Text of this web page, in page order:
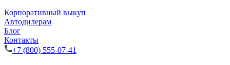
Корпоративный выкуп
Автодилерам
Блог
Контакты
+7 (800) 555-07-41